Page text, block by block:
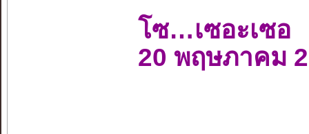
โซ…เซอะเซอ
20 พฤษภาคม